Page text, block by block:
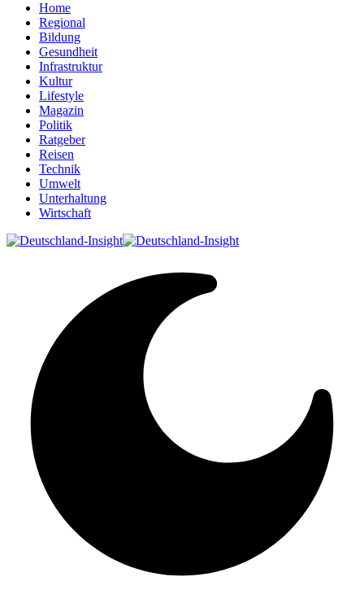
Home
Regional
Bildung
Gesundheit
Infrastruktur
Kultur
Lifestyle
Magazin
Politik
Ratgeber
Reisen
Technik
Umwelt
Unterhaltung
Wirtschaft